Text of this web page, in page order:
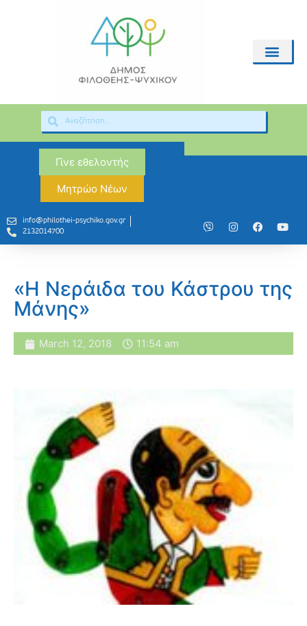
Γίνε εθελοντής
Μητρώο Νέων
info@philothei-psychiko.gov.gr
2132014700
«Η Νεράιδα του Κάστρου της
Μάνης»
March 12, 2018 11:54 am